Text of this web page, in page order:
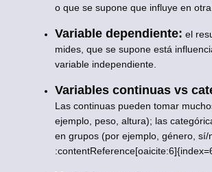
o que se supone que influye en otra
Variable dependiente: el
mides, que se supone está
variable independiente.
Variables continuas vs
Las continuas pueden tomar
ejemplo, peso, altura); las
en grupos (por ejemplo, género, sí/